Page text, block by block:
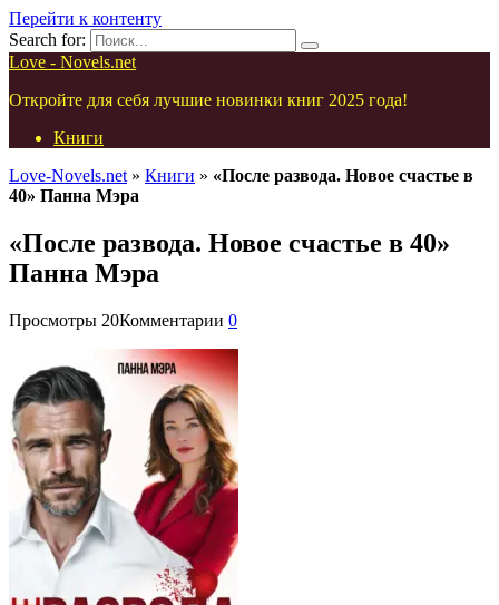
Перейти к контенту
Search for:
Love - Novels.net
Откройте для себя лучшие новинки книг 2025 года!
Книги
Love-Novels.net » Книги » «После развода. Новое счастье в
40» Панна Мэра
«После развода. Новое счастье в 40»
Панна Мэра
Просмотры 20Комментарии 0